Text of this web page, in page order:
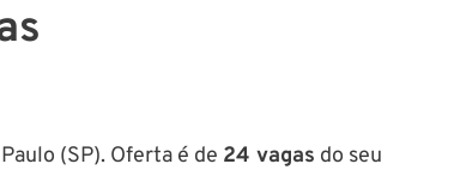
(SP). Oferta é de 24 vagas do seu